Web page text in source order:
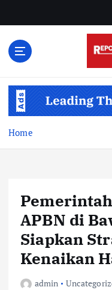
Home
APBN di
Siapkan
Kenaikan
admin